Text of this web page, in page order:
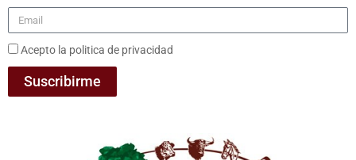
Acepto la politica de privacidad
Suscribirme